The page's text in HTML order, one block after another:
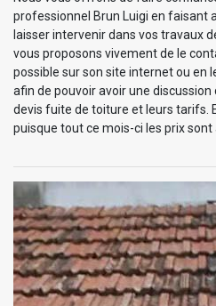
professionnel Brun Luigi en faisant
laisser intervenir dans vos travaux
vous proposons vivement de le
possible sur son site internet ou en
afin de pouvoir avoir une
devis fuite de toiture et leurs tarifs.
puisque tout ce mois-ci les prix sont